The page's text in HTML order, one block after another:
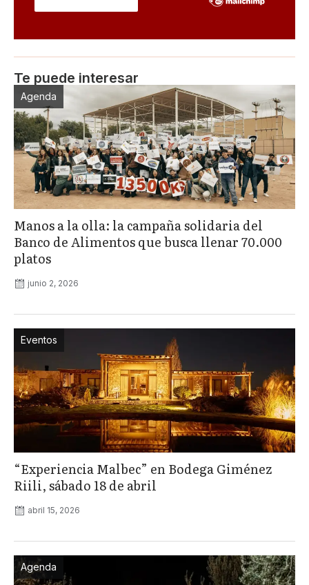
Te puede interesar
Agenda
Manos a la olla: la campaña solidaria del
Banco de Alimentos que busca llenar 70.000
platos
junio 2, 2026
Eventos
“Experiencia Malbec” en Bodega Giménez
Riili, sábado 18 de abril
abril 15, 2026
Agenda